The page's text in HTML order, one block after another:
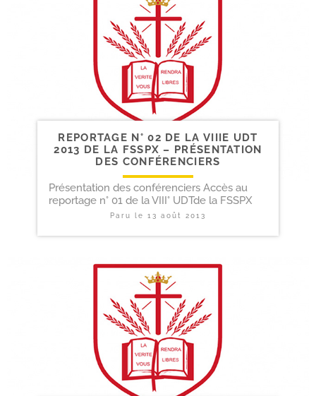
REPORTAGE N° 02 DE LA VIIIE UDT
2013 DE LA FSSPX – PRÉSENTATION
DES CONFÉRENCIERS
Présentation des conférenciers Accès au
reportage n° 01 de la VIII° UDTde la FSSPX
Paru le 13 août 2013